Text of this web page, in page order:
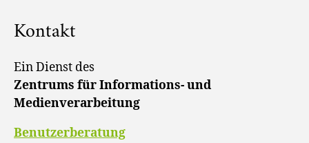
Kontakt
Ein Dienst des
Zentrums für Informations- und
Medienverarbeitung
Benutzerberatung